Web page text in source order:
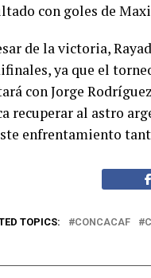
con goles de
de la victoria,
ya que el
con Jorge
recuperar al astro
enfrentamiento
TOPICS: CONCACAF